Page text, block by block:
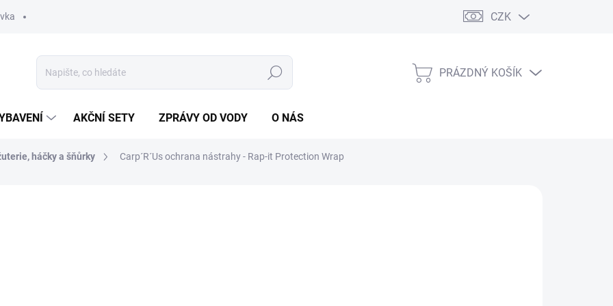
CZK
Hledat
NÁKUPNÍ
PRÁZDNÝ KOŠÍK
AKČNÍ SETY ZPRÁVY OD VODY O NÁS
háčky a šňůrky Carp´R´Us ochrana nástrahy - Rap-it Protection Wrap